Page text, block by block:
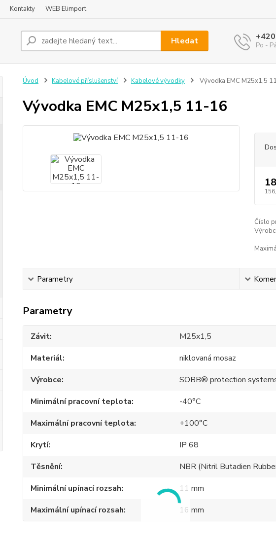
Kontakty WEB Elimport
Hledat Po -
Úvod Kabelové příslušenství Kabelové vývodky Vývodka EMC M25x1,5
Vývodka EMC M25x1,5 11-16
Číslo
Parametry
Parametry
Závit
M25x1,5
Materiál
niklovaná mosaz
Výrobce
SOBB® protection
Minimální pracovní teplota
-40°C
Maximální pracovní teplota
+100°C
Krytí
IP 68
Těsnění
NBR (Nitril Butadien
Minimální upínací rozsah
11 mm
Maximální upínací rozsah
16 mm